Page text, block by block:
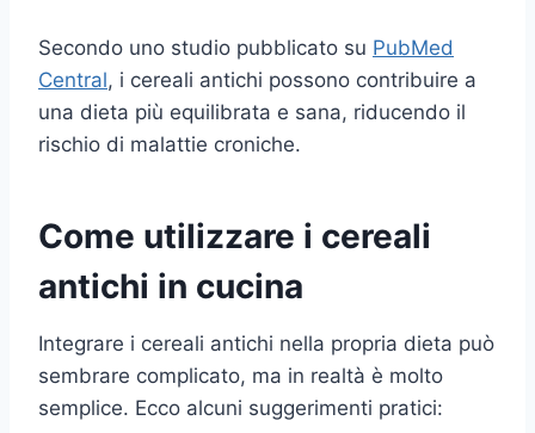
Secondo uno studio pubblicato su PubMed
Central, i cereali antichi possono contribuire a
una dieta più equilibrata e sana, riducendo il
rischio di malattie croniche.
Come utilizzare i cereali
antichi in cucina
Integrare i cereali antichi nella propria dieta può
sembrare complicato, ma in realtà è molto
semplice. Ecco alcuni suggerimenti pratici: